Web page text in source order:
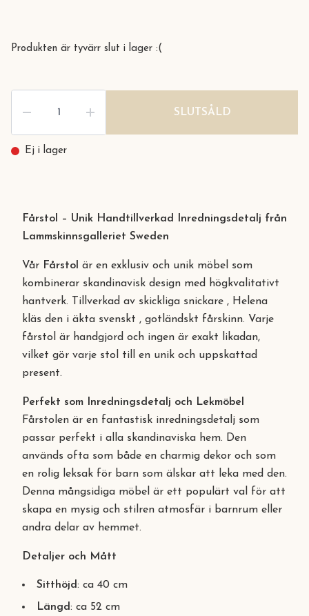
Produkten är tyvärr slut i lager :(
SLUTSÅLD
Ej i lager
Fårstol – Unik Handtillverkad Inredningsdetalj från
Lammskinnsgalleriet Sweden
Vår Fårstol är en exklusiv och unik möbel som
kombinerar skandinavisk design med högkvalitativt
hantverk. Tillverkad av skickliga snickare , Helena
kläs den i äkta svenskt , gotländskt fårskinn. Varje
fårstol är handgjord och ingen är exakt likadan,
vilket gör varje stol till en unik och uppskattad
present.
Perfekt som Inredningsdetalj och Lekmöbel
Fårstolen är en fantastisk inredningsdetalj som
passar perfekt i alla skandinaviska hem. Den
används ofta som både en charmig dekor och som
en rolig leksak för barn som älskar att leka med den.
Denna mångsidiga möbel är ett populärt val för att
skapa en mysig och stilren atmosfär i barnrum eller
andra delar av hemmet.
Detaljer och Mått
Sitthöjd: ca 40 cm
Längd: ca 52 cm